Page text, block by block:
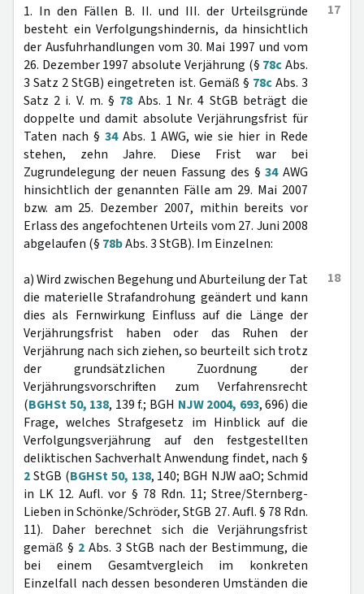
17
1. In den Fällen B. II. und III. der Urteilsgründe
besteht ein Verfolgungshindernis, da hinsichtlich
der Ausfuhrhandlungen vom 30. Mai 1997 und vom
26. Dezember 1997 absolute Verjährung (§ 78cAbs.
3 Satz 2 StGB) eingetreten ist. Gemäß § 78cAbs. 3
Satz 2 i. V. m. § 78 Abs. 1 Nr. 4 StGB beträgt die
doppelte und damit absolute Verjährungsfrist für
Taten nach § 34Abs. 1 AWG, wie sie hier in Rede
stehen, zehn Jahre. Diese Frist war bei
Zugrundelegung der neuen Fassung des §34AWG
hinsichtlich der genannten Fälle am 29. Mai 2007
bzw. am 25. Dezember 2007, mithin bereits vor
Erlass des angefochtenen Urteils vom 27. Juni 2008
abgelaufen (§ 78bAbs. 3 StGB). Im Einzelnen:
18
a) Wird zwischen Begehung und Aburteilung der Tat
die materielle Strafandrohung geändert und kann
dies als Fernwirkung Einfluss auf die Länge der
Verjährungsfrist haben oder das Ruhen der
Verjährung nach sich ziehen, so beurteilt sich trotz
der grundsätzlichen Zuordnung der
Verjährungsvorschriften zum Verfahrensrecht
(BGHSt 50, 138, 139 f.; BGH NJW 2004, 693, 696) die
Frage, welches Strafgesetz im Hinblick auf die
Verfolgungsverjährung auf den festgestellten
deliktischen Sachverhalt Anwendung findet, nach §
2StGB (BGHSt 50, 138, 140; BGH NJW aaO; Schmid
in LK 12. Aufl. vor § 78 Rdn. 11; Stree/Sternberg-
Lieben in Schönke/Schröder, StGB 27. Aufl. § 78 Rdn.
11). Daher berechnet sich die Verjährungsfrist
gemäß § 2 Abs. 3 StGB nach der Bestimmung, die
bei einem Gesamtvergleich im konkreten
Einzelfall nach dessen besonderen Umständen die